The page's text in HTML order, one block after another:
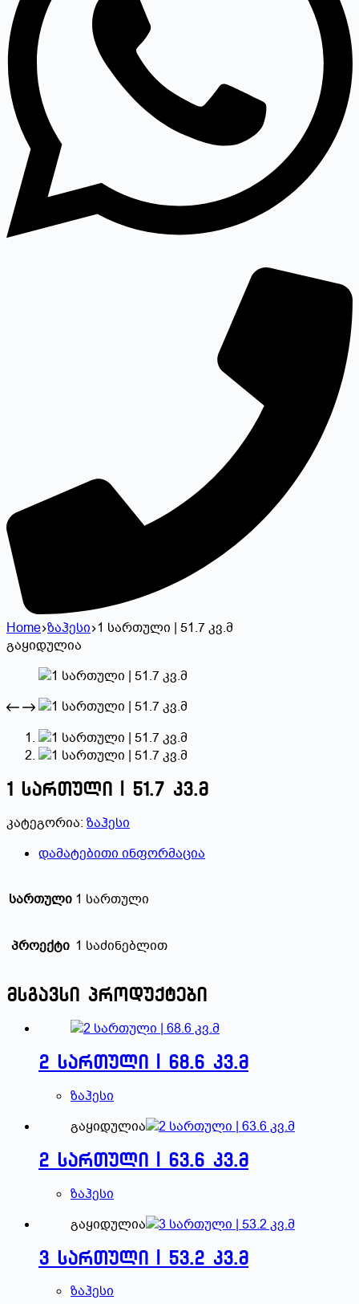
Home ზაჰესი 1 სართული | 51.7 კვ.მ
გაყიდულია
1 სართული | 51.7 კვ.მ
კატეგორია: ზაჰესი
დამატებითი ინფორმაცია
სართული 1 სართული
პროექტი 1 საძინებლით
მსგავსი პროდუქტები
2 სართული | 68.6 კვ.მ
ზაჰესი
გაყიდულია
2 სართული | 63.6 კვ.მ
ზაჰესი
გაყიდულია
3 სართული | 53.2 კვ.მ
ზაჰესი